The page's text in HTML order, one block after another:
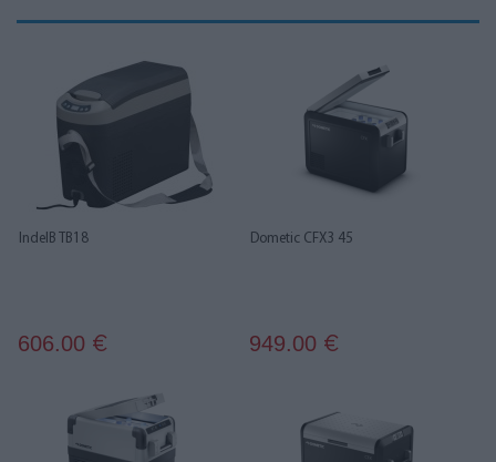
IndelB TB18
606.00 €
Dometic CFX3 45
949.00 €